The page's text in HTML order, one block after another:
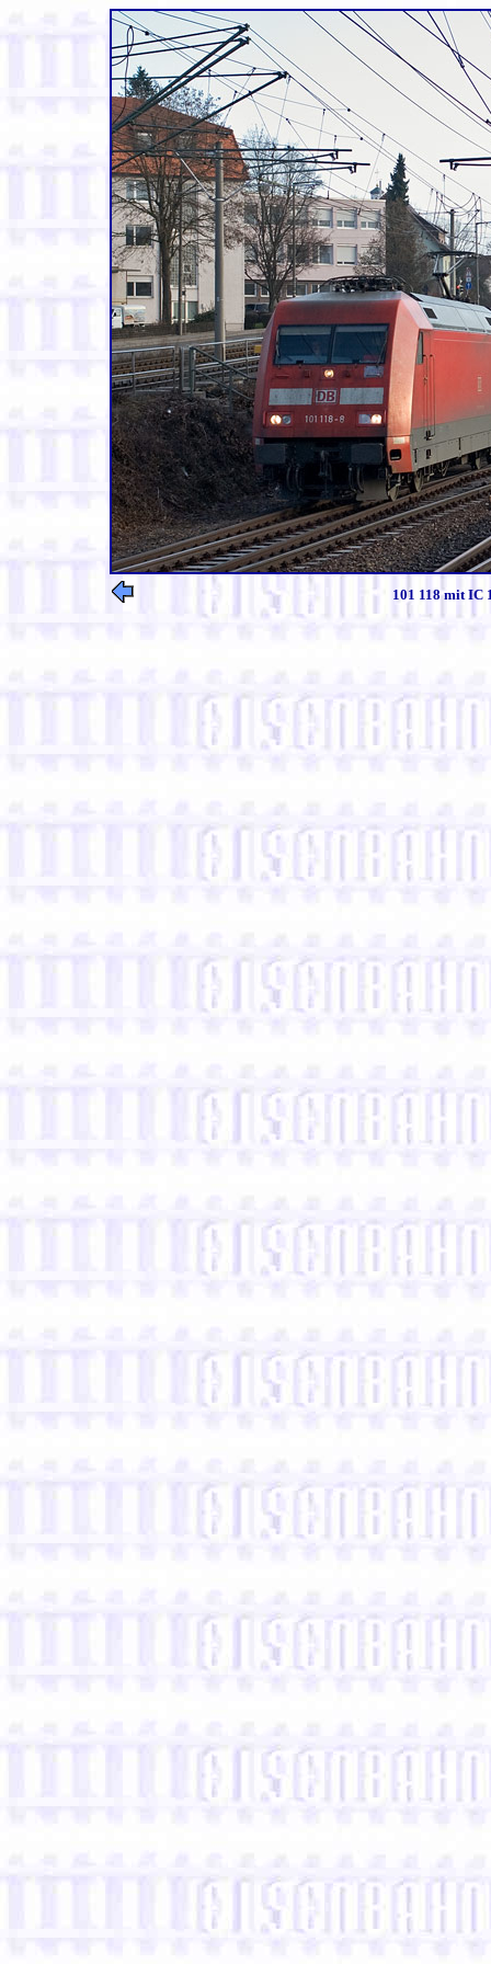
101 118 mit IC